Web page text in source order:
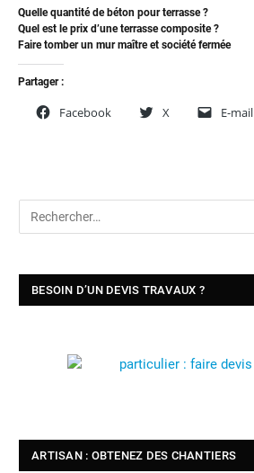
Quelle quantité de béton pour terrasse ?
Quel est le prix d’une terrasse composite ?
Faire tomber un mur maître et société fermée
Partager :
Facebook X E-mail
BESOIN D’UN DEVIS TRAVAUX ?
ARTISAN : OBTENEZ DES CHANTIERS